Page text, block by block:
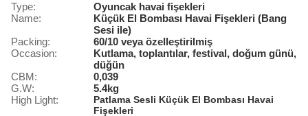
Type:
Oyuncak havai fişekleri
Name:
Küçük El Bombası Havai Fişekleri (Bang
Sesi ile)
Packing:
60/10 veya özelleştirilmiş
Occasion:
Kutlama, toplantılar, festival, doğum günü,
düğün
CBM:
0,039
G.W:
5.4kg
High Light:
Patlama Sesli Küçük El Bombası Havai
Fişekleri